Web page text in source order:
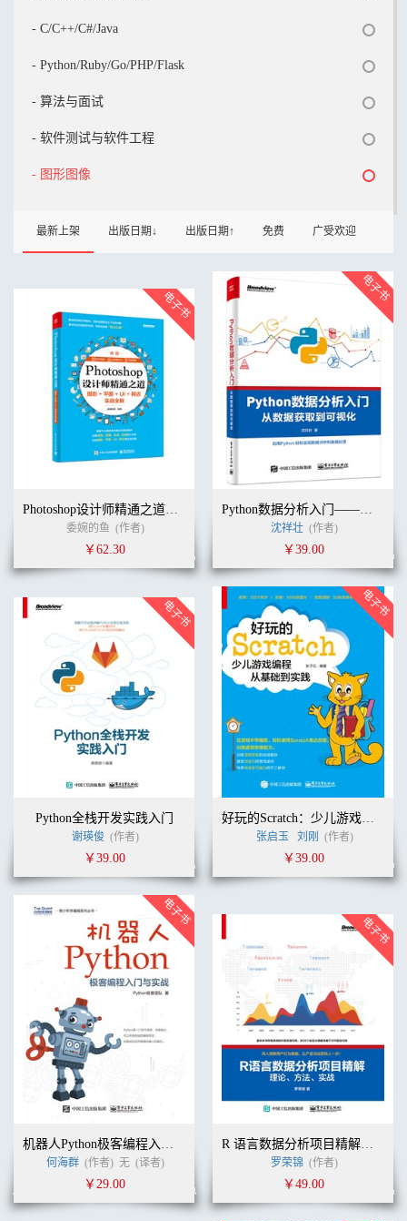
- C/C++/C#/Java
- Python/Ruby/Go/PHP/Flask
- 算法与面试
- 软件测试与软件工程
- 图形图像
最新上架 出版日期↓ 出版日期↑ 免费 广受欢迎
Photoshop设计师精通之道：摄影+平面+UI+网店实战全解
委婉的鱼 (作者)
￥62.30
Python数据分析入门——从数据获取到可视化
沈祥壮 (作者)
￥39.00
Python全栈开发实践入门
谢瑛俊 (作者)
￥39.00
好玩的Scratch：少儿游戏编程从基础到实践
张启玉 刘刚 (作者)
￥39.00
机器人Python极客编程入门与实战
何海群 (作者) 无 (译者)
￥29.00
R 语言数据分析项目精解：理论、方法、实战
罗荣锦 (作者)
￥49.00